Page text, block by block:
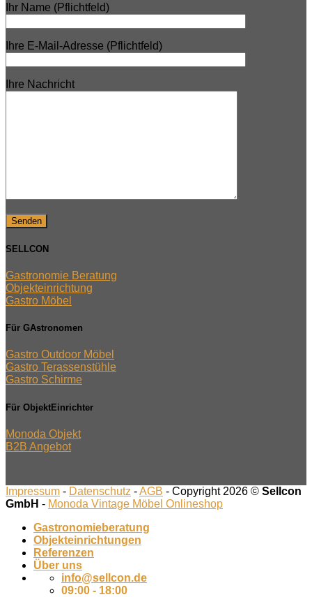
Ihr Name (Pflichtfeld)
Ihre E-Mail-Adresse (Pflichtfeld)
Ihre Nachricht
SELLCON
Gastronomie Beratung
Objekteinrichtung
Gastro Möbel
Für GAstronomen
Gastro Outdoor Möbel
Gastro Terassenstühle
Gastro Schirme
Für ObjektEinrichter
Monoda Objekt
B2B Angebot
Impressum - Datenschutz -AGB - Copyright 2026 © Sellcon
GmbH - Monoda Vintage Möbel Onlineshop
Gastronomieberatung
Objekteinrichtungen
Referenzen
Über uns
info@sellcon.de
09:00 - 18:00